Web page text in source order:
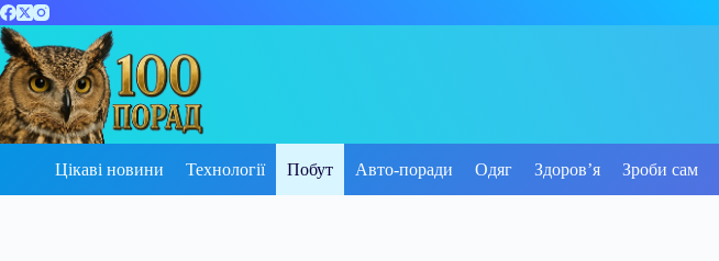
Перейти
до
вмісту
Цікаві новини Технології Побут Авто-поради Одяг Здоров’я Зроби сам